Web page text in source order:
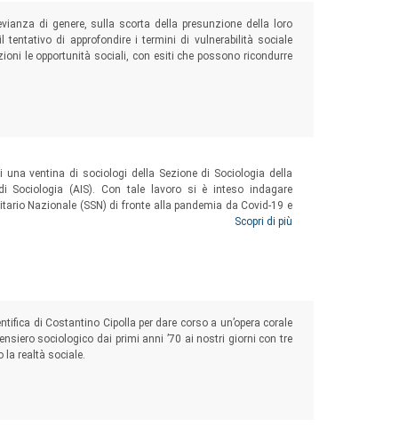
di genere, sulla scorta della presunzione della loro
tentativo di approfondire i termini di vulnerabilità sociale
le opportunità sociali, con esiti che possono ricondurre
ventina di sociologi della Sezione di Sociologia della
Sociologia (AIS). Con tale lavoro si è inteso indagare
Nazionale (SSN) di fronte alla pandemia da Covid-19 e
e la capacità di risposta ai bisogni emergenti di salute.
Scopri di più
di Costantino Cipolla per dare corso a un’opera corale
sociologico dai primi anni ’70 ai nostri giorni con tre
la realtà sociale.